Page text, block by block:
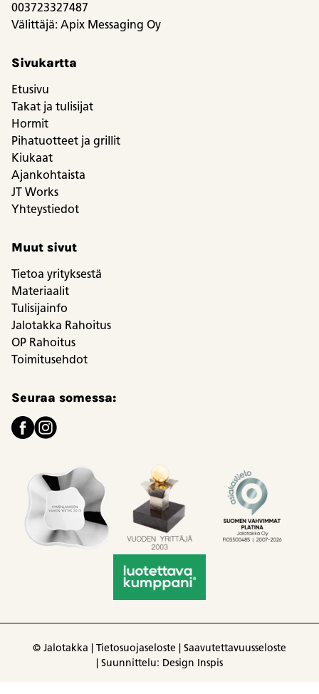
003723327487
Välittäjä: Apix Messaging Oy
Sivukartta
Etusivu
Takat ja tulisijat
Hormit
Pihatuotteet ja grillit
Kiukaat
Ajankohtaista
JT Works
Yhteystiedot
Muut sivut
Tietoa yrityksestä
Materiaalit
Tulisijainfo
Jalotakka Rahoitus
OP Rahoitus
Toimitusehdot
Seuraa somessa:
© Jalotakka | Tietosuojaseloste
Saavutettavuusseloste
Suunnittelu: Design Inspis